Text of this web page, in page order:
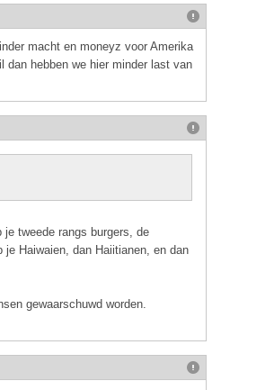
macht en moneyz voor Amerika
hebben we hier minder last van
tweede rangs burgers, de
Haiwaien, dan Haiitianen, en dan
gewaarschuwd worden.